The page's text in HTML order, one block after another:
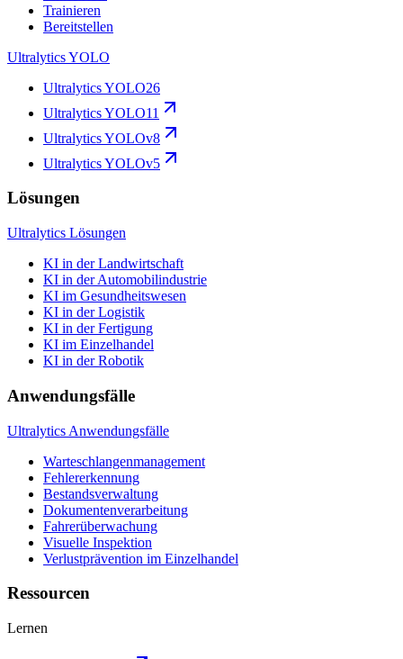
Trainieren
Bereitstellen
Ultralytics YOLO
Ultralytics YOLO26
Ultralytics YOLO11
Ultralytics YOLOv8
Ultralytics YOLOv5
Lösungen
Ultralytics Lösungen
KI in der Landwirtschaft
KI in der Automobilindustrie
KI im Gesundheitswesen
KI in der Logistik
KI in der Fertigung
KI im Einzelhandel
KI in der Robotik
Anwendungsfälle
Ultralytics Anwendungsfälle
Warteschlangenmanagement
Fehlererkennung
Bestandsverwaltung
Dokumentenverarbeitung
Fahrerüberwachung
Visuelle Inspektion
Verlustprävention im Einzelhandel
Ressourcen
Lernen